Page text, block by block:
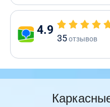
4.9
35отзывов